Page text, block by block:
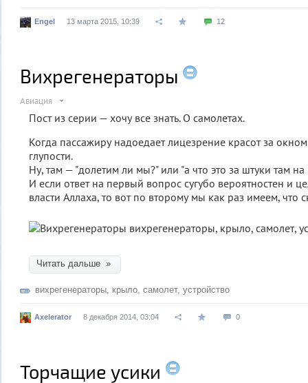
Engel 13 марта 2015, 10:39 12
Вихрегенераторы
Авиация
Пост из серии — хочу все знать. О самолетах.
Когда пассажиру надоедает лицезрение красот за
глупости.
Ну, там — "долетим ли мы?" или "а что это за штуки там на
И если ответ на первый вопрос сугубо вероятностен и
власти Аллаха, то вот по второму мы как раз имеем, что
Читать дальше »
вихрегенераторы, крыло, самолет, устройство
Axelerator 8 декабря 2014, 03:04 0
Торчащие усики